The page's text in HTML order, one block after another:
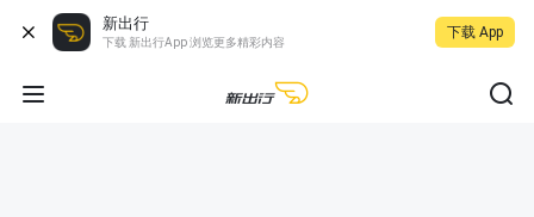
新出行
下载 新出行App 浏览更多精彩内容
下载 App